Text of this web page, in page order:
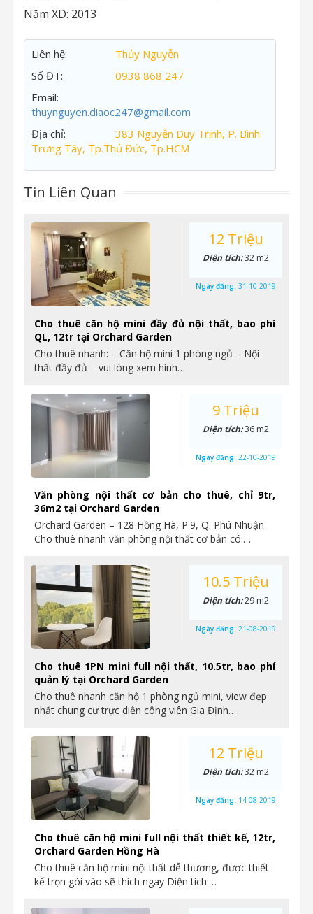
Năm XD: 2013
Liên hệ:
Thủy Nguyễn
Số ĐT:
0938 868 247
Email:
thuynguyen.diaoc247@gmail.com
Địa chỉ:
383 Nguyễn Duy Trinh, P. Bình
Trưng Tây, Tp.Thủ Đức, Tp.HCM
Tin Liên Quan
Cho thuê căn hộ mini đầy đủ nội thất, bao phí
QL, 12tr tại Orchard Garden
Cho thuê nhanh: – Căn hộ mini 1 phòng ngủ – Nội
thất đầy đủ – vui lòng xem hình…
12 Triệu
Diện tích:32 m2
Ngày đăng: 31-10-2019
Văn phòng nội thất cơ bản cho thuê, chỉ 9tr,
36m2 tại Orchard Garden
Orchard Garden – 128 Hồng Hà, P.9, Q. Phú Nhuận
Cho thuê nhanh văn phòng nội thất cơ bản có:…
9 Triệu
Diện tích:36 m2
Ngày đăng: 22-10-2019
Cho thuê 1PN mini full nội thất, 10.5tr, bao phí
quản lý tại Orchard Garden
Cho thuê nhanh căn hộ 1 phòng ngủ mini, view đẹp
nhất chung cư trực diện công viên Gia Định…
10.5 Triệu
Diện tích:29 m2
Ngày đăng: 21-08-2019
Cho thuê căn hộ mini full nội thất thiết kế, 12tr,
Orchard Garden Hồng Hà
Cho thuê căn hộ mini nội thất dễ thương, được thiết
kế trọn gói vào sẽ thích ngay Diện tích:…
12 Triệu
Diện tích:32 m2
Ngày đăng: 14-08-2019